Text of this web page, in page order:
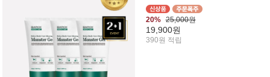
20% 25,000원
19,900원
390원 적립